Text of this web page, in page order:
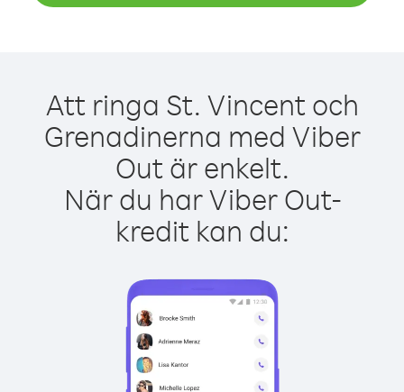
Att ringa St. Vincent och
Grenadinerna med Viber
Out är enkelt.
När du har Viber Out-
kredit kan du: